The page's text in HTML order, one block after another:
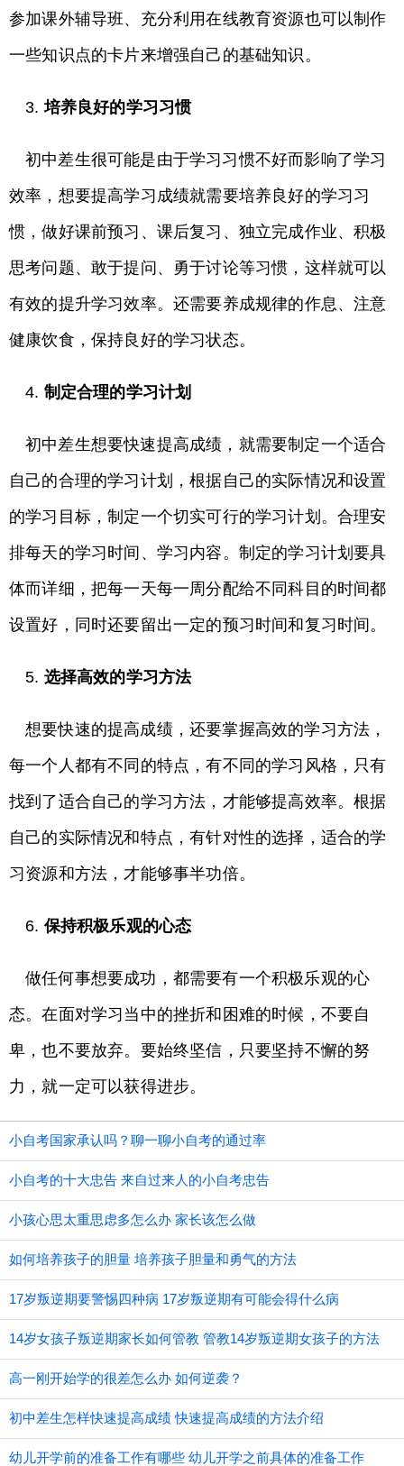
参加课外辅导班、充分利用在线教育资源也可以制作
一些知识点的卡片来增强自己的基础知识。
3.培养良好的学习习惯
初中差生很可能是由于学习习惯不好而影响了学习
效率，想要提高学习成绩就需要培养良好的学习习
惯，做好课前预习、课后复习、独立完成作业、积极
思考问题、敢于提问、勇于讨论等习惯，这样就可以
有效的提升学习效率。还需要养成规律的作息、注意
健康饮食，保持良好的学习状态。
4. 制定合理的学习计划
初中差生想要快速提高成绩，就需要制定一个适合
自己的合理的学习计划，根据自己的实际情况和设置
的学习目标，制定一个切实可行的学习计划。合理安
排每天的学习时间、学习内容。制定的学习计划要具
体而详细，把每一天每一周分配给不同科目的时间都
设置好，同时还要留出一定的预习时间和复习时间。
5. 选择高效的学习方法
想要快速的提高成绩，还要掌握高效的学习方法，
每一个人都有不同的特点，有不同的学习风格，只有
找到了适合自己的学习方法，才能够提高效率。根据
自己的实际情况和特点，有针对性的选择，适合的学
习资源和方法，才能够事半功倍。
6. 保持积极乐观的心态
做任何事想要成功，都需要有一个积极乐观的心
态。在面对学习当中的挫折和困难的时候，不要自
卑，也不要放弃。要始终坚信，只要坚持不懈的努
力，就一定可以获得进步。
小自考国家承认吗？聊一聊小自考的通过率
小自考的十大忠告 来自过来人的小自考忠告
小孩心思太重思虑多怎么办 家长该怎么做
如何培养孩子的胆量 培养孩子胆量和勇气的方法
17岁叛逆期要警惕四种病 17岁叛逆期有可能会得什么病
14岁女孩子叛逆期家长如何管教 管教14岁叛逆期女孩子的方法
高一刚开始学的很差怎么办 如何逆袭？
初中差生怎样快速提高成绩 快速提高成绩的方法介绍
幼儿开学前的准备工作有哪些 幼儿开学之前具体的准备工作